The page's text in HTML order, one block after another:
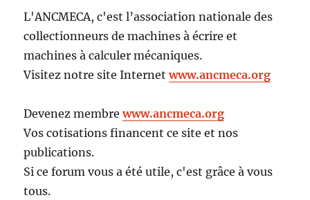
L'ANCMECA, c'est l’association nationale des
collectionneurs de machines à écrire et
machines à calculer mécaniques.
Visitez notre site Internetwww.ancmeca.org
Devenez membrewww.ancmeca.org
Vos cotisations financent ce site et nos
publications.
Si ce forum vous a été utile, c'est grâce à vous
tous.